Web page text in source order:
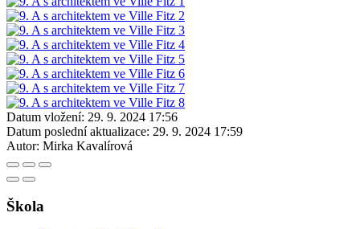
Datum vložení: 29. 9. 2024 17:56
Datum poslední aktualizace: 29. 9. 2024 17:59
Autor: Mirka Kavalírová
Škola